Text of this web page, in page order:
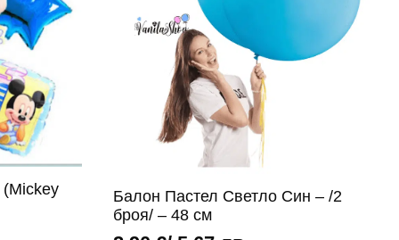
Балон Пастел Светло Син – /2
броя/ – 48 см